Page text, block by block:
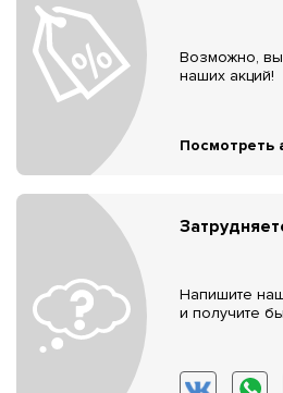
Возможно, вы
наших акций!
Посмотреть
Напишите
и получите